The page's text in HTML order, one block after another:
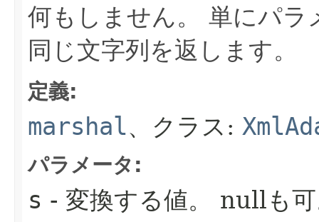
何もしません。
単にパラ
同じ文字列を返します。
定義:
marshal、クラス:
パラメータ:
s - 変換する値。 nullも